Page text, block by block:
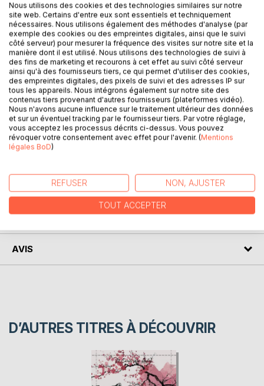
DESCRIPTION
Vous voulez vous lancer dans l'écriture mais le démarrage
vous fait peur ?
Vous êtes auteur et avez besoin d'un endroit pour élaborer
votre prochaine scénario ?
Bienvenue dans le Carnet de l'Auteur, l'accessoire
indispensable pour créer votre histoire de A à Z et vous
accompagner tout au long de l'écriture.
AUTEUR(S)
CRITIQUES PRESSE
AVIS
D’AUTRES TITRES À DÉCOUVRIR
Nous utilisons des cookies et des technologies similaires sur notre
site web. Certains d'entre eux sont essentiels et techniquement
nécessaires. Nous utilisons également des méthodes d'analyse (par
exemple des cookies ou des empreintes digitales, ainsi que le suivi
côté serveur) pour mesurer la fréquence des visites sur notre site et la
manière dont il est utilisé. Nous utilisons des technologies de suivi à
des fins de marketing et recourons à cet effet au suivi côté serveur
ainsi qu'à des fournisseurs tiers, ce qui permet d'utiliser des cookies,
des empreintes digitales, des pixels de suivi et des adresses IP sur
tous les appareils. Nous intégrons également sur notre site des
contenus tiers provenant d'autres fournisseurs (plateformes vidéo).
Nous n'avons aucune influence sur le traitement ultérieur des données
et sur un éventuel tracking par le fournisseur tiers. Par votre réglage,
vous acceptez les processus décrits ci-dessus. Vous pouvez
révoquer votre consentement avec effet pour l'avenir. (Mentions
légales BoD)
REFUSER NON, AJUSTER
TOUT ACCEPTER